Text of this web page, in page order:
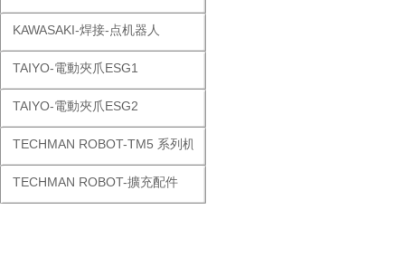
KAWASAKI-焊接-点机器人
TAIYO-電動夾爪ESG1
TAIYO-電動夾爪ESG2
TECHMAN ROBOT-TM5 系列机器人
TECHMAN ROBOT-擴充配件